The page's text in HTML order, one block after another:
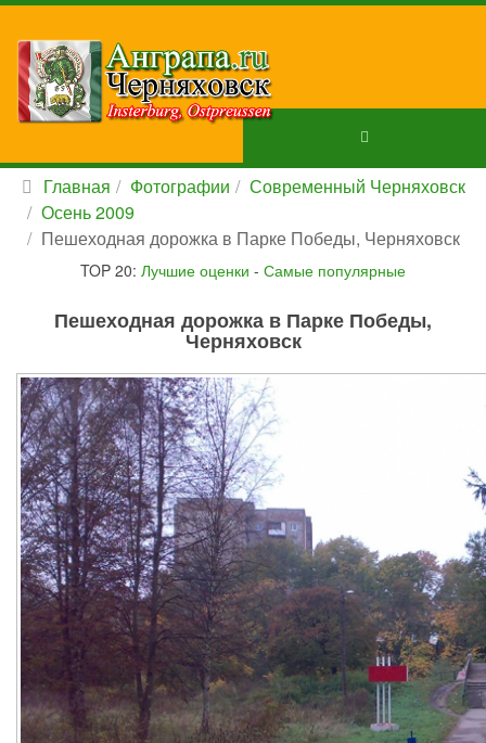
Главная Фотографии
Современный Черняховск
Осень 2009
Пешеходная дорожка в Парке Победы, Черняховск
TOP 20: Лучшие оценки - Самые популярные
Пешеходная дорожка в Парке Победы,
Черняховск